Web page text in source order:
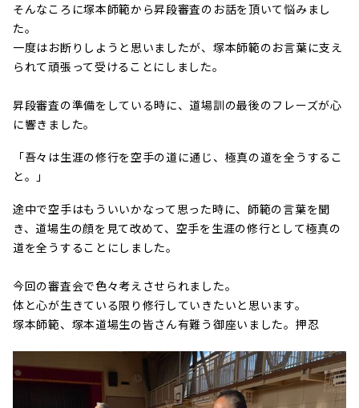
そんなころに塚本師範から昇段審査のお話を頂いて悩みまし
た。
一度はお断りしようと思いましたが、塚本師範のお言葉に支え
られて頑張って受けることにしました。
昇段審査の準備をしている時に、道場訓の最後のフレーズが心
に響きました。
「吾々は生涯の修行を空手の道に通じ、極真の道を全うするこ
と。」
途中で空手はもういいかなって思った時に、師範の言葉を聞
き、道場生の顔を見て改めて、空手を生涯の修行として極真の
道を全うすることにしました。
今回の審査会で色々考えさせられました。
体と心が生きている限り修行していきたいと思います。
塚本師範、塚本道場生の皆さん有難う御座いました。押忍